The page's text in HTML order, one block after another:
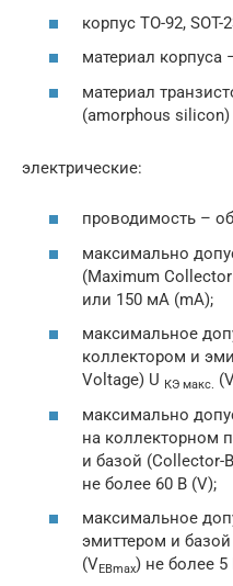
корпус ТО-92, SOT-
материал корпуса
материал
(amorphous silicon)
электрические:
проводимость –
максимально
(Maximum
или 150 мА (mA);
максимальное
коллектором и
Voltage) U КЭ макс.
максимально
на коллекторном
и базой (Collector-
не более 60 В (V);
максимальное
эмиттером и
(VЕВmax) не более 5